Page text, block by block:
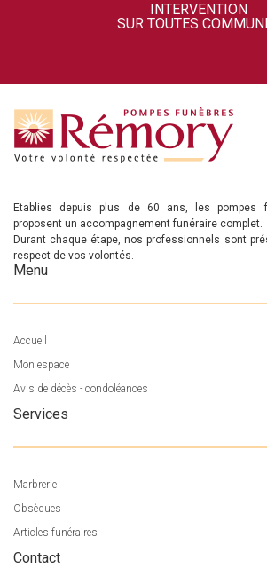
INTERVENTION
SUR TOUTES
Etablies depuis plus de 60 ans, les pompes
proposent un accompagnement funéraire complet.
Durant chaque étape, nos professionnels sont
respect de vos volontés.
Menu
Accueil
Mon espace
Avis de décès - condoléances
Services
Marbrerie
Obsèques
Articles funéraires
Contact